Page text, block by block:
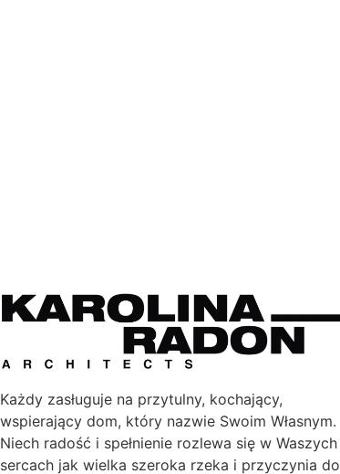
Każdy zasługuje na przytulny, kochający,
wspierający dom, który nazwie Swoim Własnym.
Niech radość i spełnienie rozlewa się w Waszych
sercach jak wielka szeroka rzeka i przyczynia do